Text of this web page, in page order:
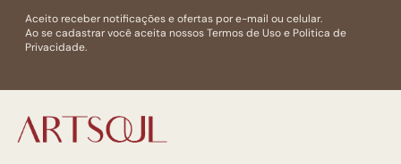
Aceito receber notificações e ofertas por e-mail ou celular.
Ao se cadastrar você aceita nossosTermos de Usoe Politica de
Privacidade.